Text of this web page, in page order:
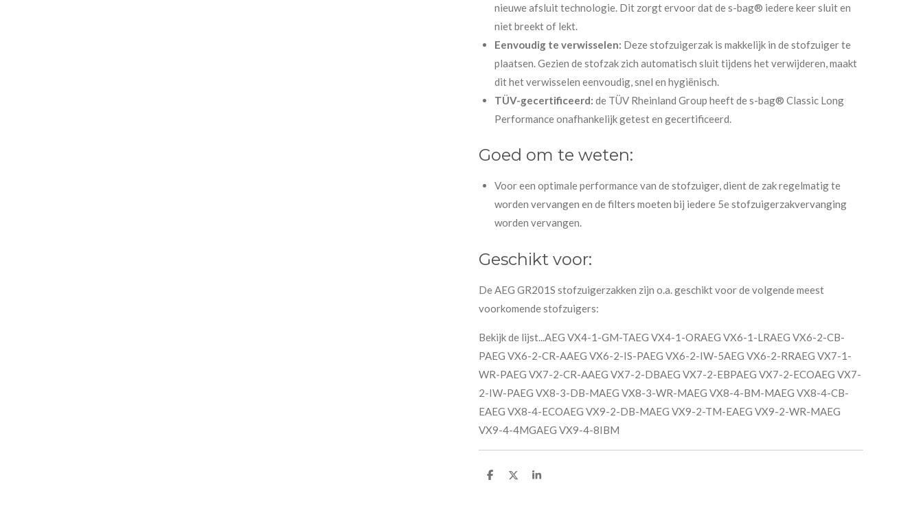
nieuwe afsluit technologie. Dit zorgt ervoor dat de s-bag® iedere keer sluit en
niet breekt of lekt.
Eenvoudig te verwisselen: Deze stofzuigerzak is makkelijk in de stofzuiger te
plaatsen. Gezien de stofzak zich automatisch sluit tijdens het verwijderen, maakt
dit het verwisselen eenvoudig, snel en hygiënisch.
TÜV-gecertificeerd: de TÜV Rheinland Group heeft de s-bag® Classic Long
Performance onafhankelijk getest en gecertificeerd.
Goed om te weten:
Voor een optimale performance van de stofzuiger, dient de zak regelmatig te
worden vervangen en de filters moeten bij iedere 5e stofzuigerzakvervanging
worden vervangen.
Geschikt voor:
De AEG GR201S stofzuigerzakken zijn o.a. geschikt voor de volgende meest
voorkomende stofzuigers:
Bekijk de lijst...AEG VX4-1-GM-TAEG VX4-1-ORAEG VX6-1-LRAEG VX6-2-CB-
PAEG VX6-2-CR-AAEG VX6-2-IS-PAEG VX6-2-IW-5AEG VX6-2-RRAEG VX7-1-
WR-PAEG VX7-2-CR-AAEG VX7-2-DBAEG VX7-2-EBPAEG VX7-2-ECOAEG VX7-
2-IW-PAEG VX8-3-DB-MAEG VX8-3-WR-MAEG VX8-4-BM-MAEG VX8-4-CB-
EAEG VX8-4-ECOAEG VX9-2-DB-MAEG VX9-2-TM-EAEG VX9-2-WR-MAEG
VX9-4-4MGAEG VX9-4-8IBM
D
D
S